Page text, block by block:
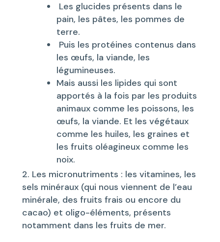
Les glucides présents dans le
pain, les pâtes, les pommes de
terre.
Puis les protéines contenus dans
les œufs, la viande, les
légumineuses.
Mais aussi les lipides qui sont
apportés à la fois par les produits
animaux comme les poissons, les
œufs, la viande. Et les végétaux
comme les huiles, les graines et
les fruits oléagineux comme les
noix.
Les micronutriments : les vitamines, les
sels minéraux (qui nous viennent de l’eau
minérale, des fruits frais ou encore du
cacao) et oligo-éléments, présents
notamment dans les fruits de mer.